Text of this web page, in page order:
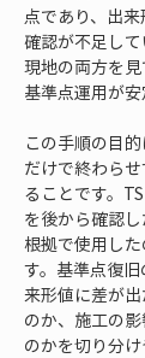
点であり、出
確認が不足し
現地の両方を
基準点運用が安
この手順の目
だけで終わら
ることです。
を後から確認
根拠で使用し
す。基準点復
来形値に差が
のか、施工の
のかを切り分け